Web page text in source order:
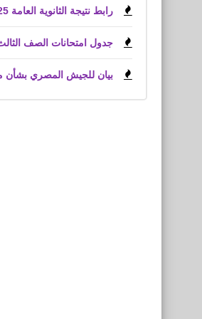
رابط نتيجة الثانوية العامة 2025
جدول امتحانات الصف الثالث الثانوي 2025 علمي وأدبي بعد
بيان للجيش المصري